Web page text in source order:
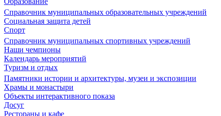
Справочник муниципальных образовательных учреждений
Социальная защита детей
Спорт
Справочник муниципальных спортивных учреждений
Наши чемпионы
Календарь мероприятий
Туризм и отдых
Памятники истории и архитектуры, музеи и экспозиции
Храмы и монастыри
Объекты интерактивного показа
Досуг
Рестораны и кафе